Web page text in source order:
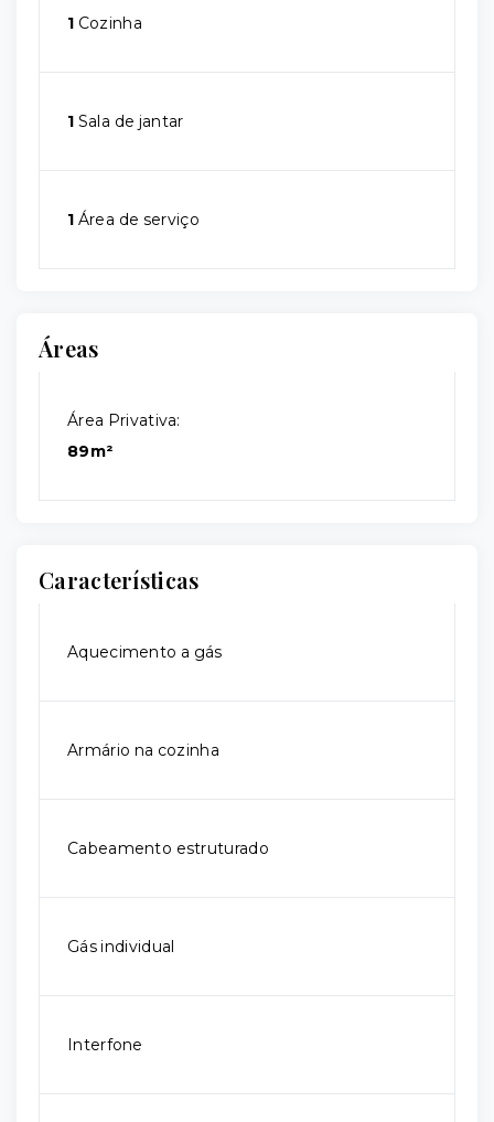
1 Cozinha
1 Sala de jantar
1 Área de serviço
Áreas
Área Privativa:
89m²
Características
Aquecimento a gás
Armário na cozinha
Cabeamento estruturado
Gás individual
Interfone